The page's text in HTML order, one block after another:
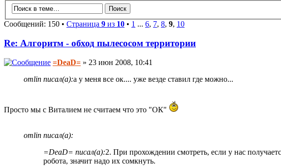
Сообщений: 150 • Страница 9 из 10 • 1 ... 6, 7, 8, 9, 10
Re: Алгоритм - обход пылесосом территории
=DeaD= » 23 июн 2008, 10:41
omlin писал(а):а у меня все ок.... уже везде ставил где можно...
Просто мы с Виталием не считаем что это "ОК"
omlin писал(а):
=DeaD= писал(а):2. При прохождении смотреть, если у нас
робота, значит надо их сомкнуть.